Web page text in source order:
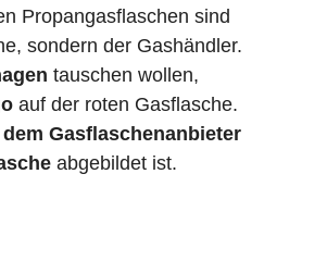
Propangasflaschen sind
sondern der Gashändler.
tauschen wollen,
auf der roten Gasflasche.
dem Gasflaschenanbieter
abgebildet ist.